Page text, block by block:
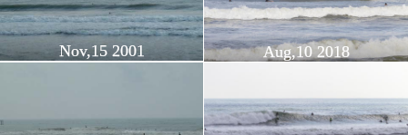
Nov,15 2001 Aug,10 2018